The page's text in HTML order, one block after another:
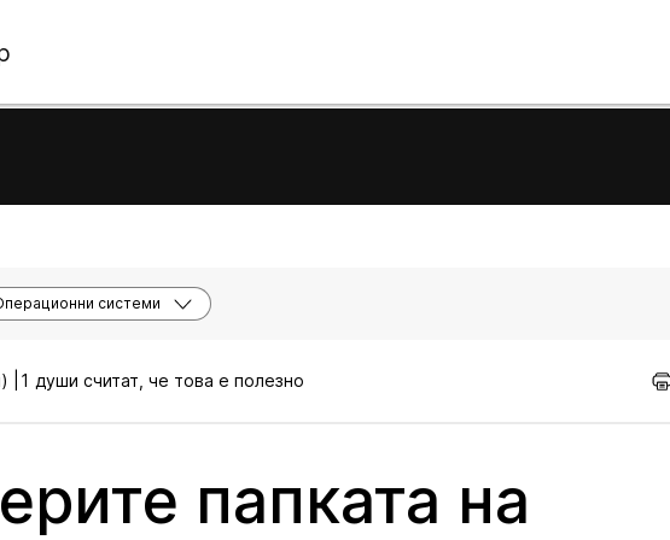
системи
| 1 души считат, че това е полезно
папката на